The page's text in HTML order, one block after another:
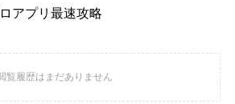
アプリ最速攻略